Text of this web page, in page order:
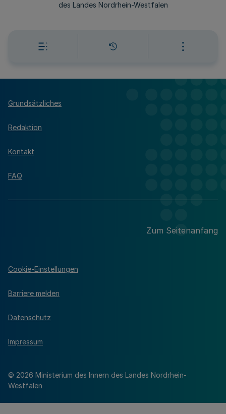
des Landes Nordrhein-Westfalen
Grundsätzliches
Redaktion
Kontakt
FAQ
Zum Seitenanfang
© 2026 Ministerium des Innern des Landes Nordrhein-
Westfalen
Cookie-Einstellungen
Barriere melden
Datenschutz
Impressum